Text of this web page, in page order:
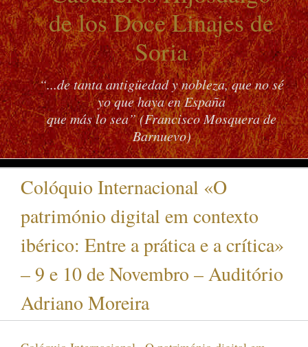
de los Doce Linajes de
Soria
“...de tanta antigüedad y nobleza, que no sé
yo que haya en España
que más lo sea” (Francisco Mosquera de
Barnuevo)
Colóquio Internacional «O
património digital em contexto
ibérico: Entre a prática e a crítica»
– 9 e 10 de Novembro – Auditório
Adriano Moreira